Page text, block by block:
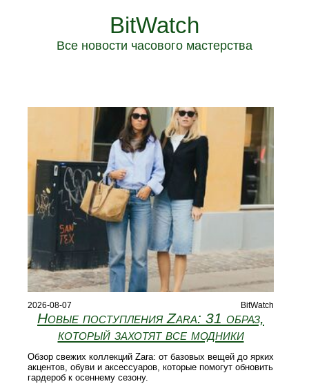
BitWatch
Все новости часового мастерства
2026-08-07 BitWatch
Новые поступления Zara: 31 образ,
который захотят все модники
Обзор свежих коллекций Zara: от базовых вещей до ярких
акцентов, обуви и аксессуаров, которые помогут обновить
гардероб к осеннему сезону.